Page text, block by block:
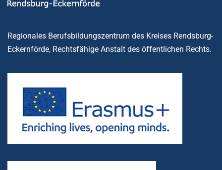
Regionales Berufsbildungszentrum des Kreises Rendsburg-
Eckernförde, Rechtsfähige Anstalt des öffentlichen Rechts.